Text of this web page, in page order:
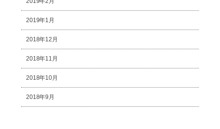
2019年1月
2018年12月
2018年11月
2018年10月
2018年9月